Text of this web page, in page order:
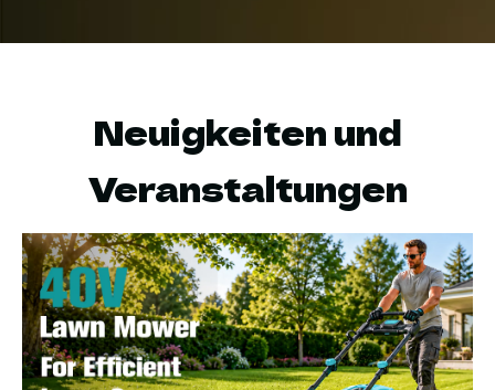
Neuigkeiten und
Veranstaltungen